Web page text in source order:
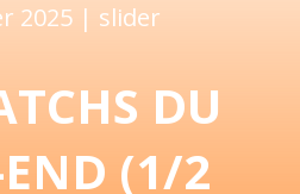
2025 | slider
DU
(1/2